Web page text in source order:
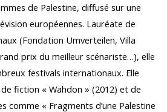
de Palestine, diffusé sur une
européennes. Lauréate de
(Fondation Umverteilen, Villa
prix du meilleur scénariste…), elle
festivals internationaux. Elle
fiction « Wahdon » (2012) et de
comme « Fragments d’une Palestine